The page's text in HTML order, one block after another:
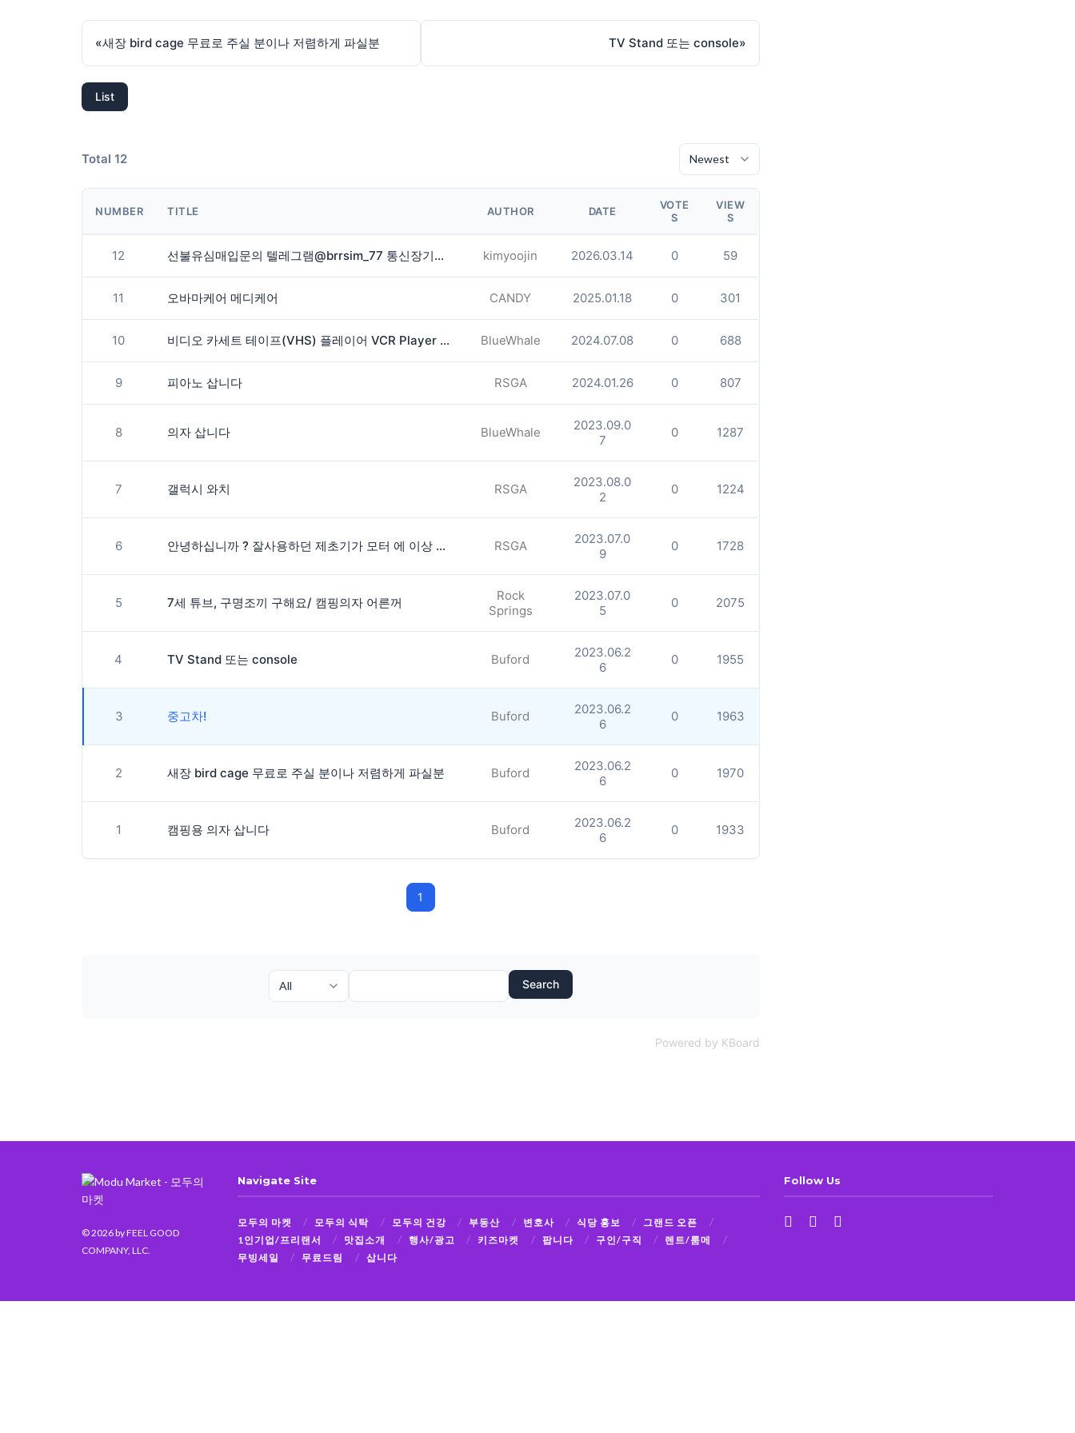
«새장 bird cage 무료로 주실 분이나 저렴하게 파실분 TV Stand 또는 console»
List
Total 12
NUMBER TITLE AUTHOR DATE
VOTE
S
VIEW
S
12 선불유심매입문의 텔레그램@brrsim_77 통신장기연체작업급전 탬스뷰 선불유심내구제 연체자당일소액급전 장기연체자소액급전 kimyoojin 2026.03.14 0 59
11 오바마케어 메디케어 CANDY 2025.01.18 0 301
10 비디오 카세트 테이프(VHS) 플레이어 VCR Player 삽니다. BlueWhale 2024.07.08 0 688
9 피아노 삽니다 RSGA 2024.01.26 0 807
8 의자 삽니다 BlueWhale
2023.09.0
7
0 1287
7 갤럭시 와치 RSGA
2023.08.0
2
0 1224
6 안녕하십니까 ? 잘사용하던 제초기가 모터 에 이상 이 있는지 탄 냄새로인해 작동이 안되여 혹시 사용하지 않고 파실 생각이시면 연락 주세요 혹시래도 싸게 구입할곳을 아시는분 더불어 연락 부탁 드립니다 RSGA
2023.07.0
9
0 1728
5 7세 튜브, 구명조끼 구해요/ 캠핑의자 어른꺼
Rock
Springs
2023.07.0
5
0 2075
4 TV Stand 또는 console Buford
2023.06.2
6
0 1955
3 중고차! Buford
2023.06.2
6
0 1963
2 새장 bird cage 무료로 주실 분이나 저렴하게 파실분 Buford
2023.06.2
6
0 1970
1 캠핑용 의자 삽니다 Buford
2023.06.2
6
0 1933
1
Search
Powered by KBoard
© 2026by FEEL GOOD
COMPANY, LLC.
Navigate Site
모두의 마켓 모두의 식탁 모두의 건강 부동산 변호사 식당 홍보
그랜드 오픈
1인기업/프리랜서
맛집소개 행사/광고 키즈마켓 팝니다 구인/구직
렌트/룸메
무빙세일
무료드림 삽니다
Follow Us